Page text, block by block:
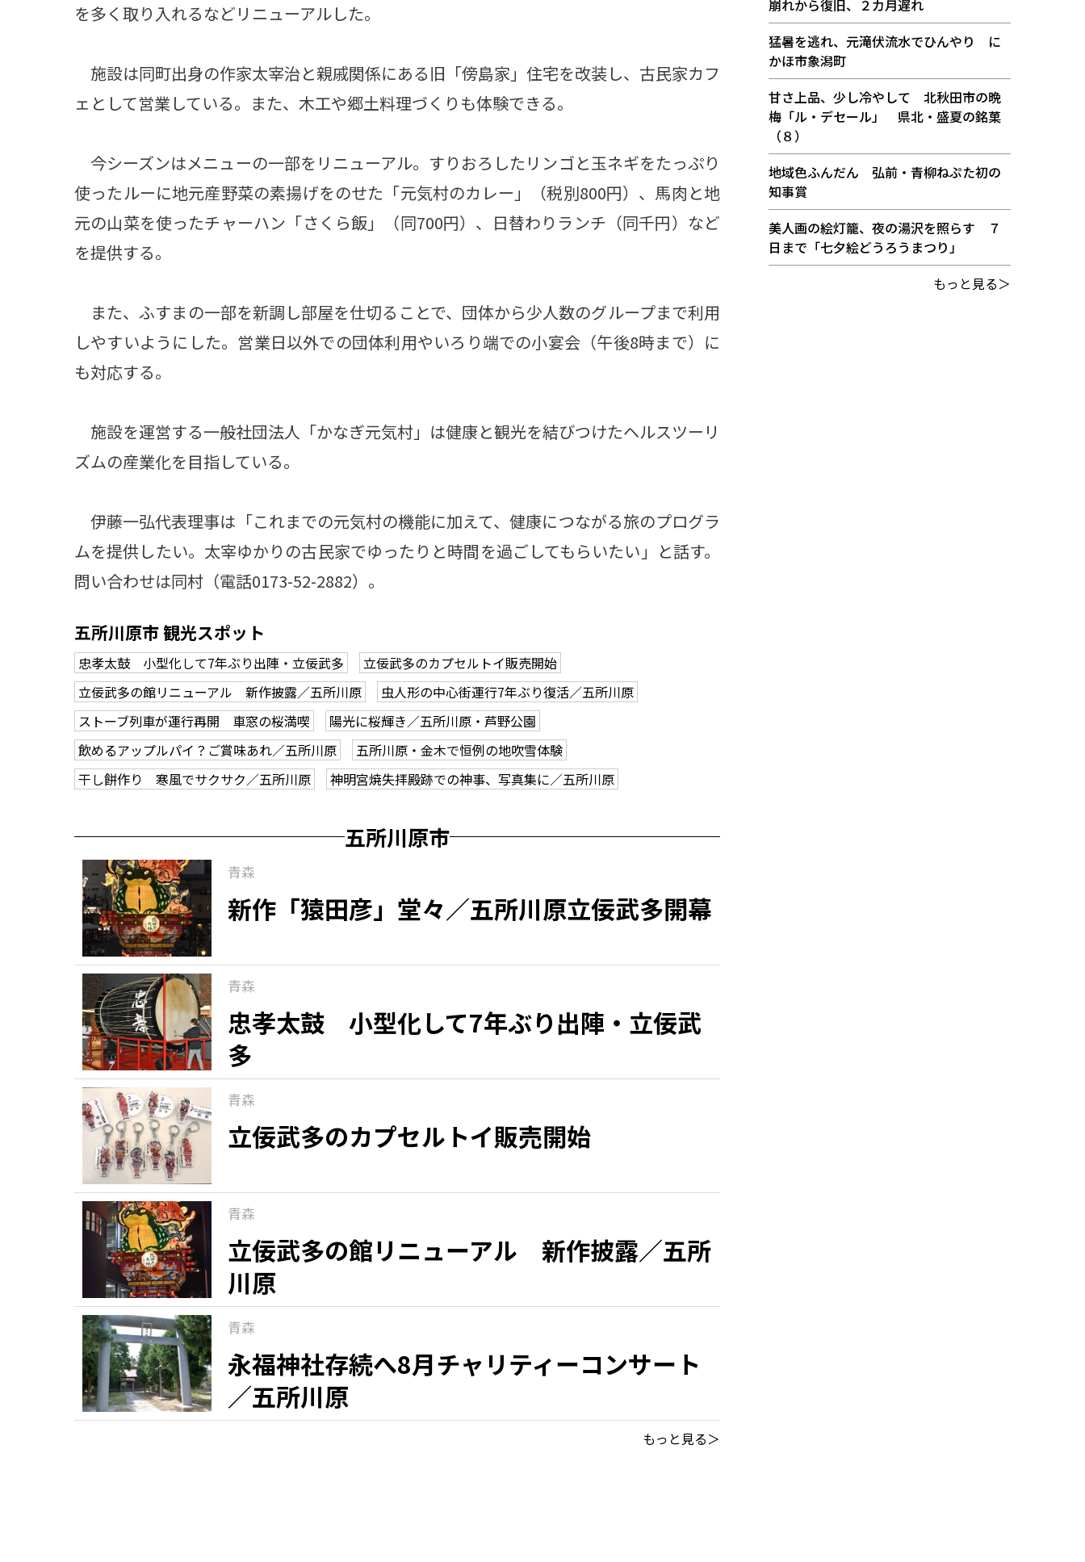
を多く取り入れるなどリニューアルした。
施設は同町出身の作家太宰治と親戚関係にある旧「傍島家」住宅を改装し、古民家カフ
ェとして営業している。また、木工や郷土料理づくりも体験できる。
今シーズンはメニューの一部をリニューアル。すりおろしたリンゴと玉ネギをたっぷり
使ったルーに地元産野菜の素揚げをのせた「元気村のカレー」（税別800円）、馬肉と地
元の山菜を使ったチャーハン「さくら飯」（同700円）、日替わりランチ（同千円）など
を提供する。
また、ふすまの一部を新調し部屋を仕切ることで、団体から少人数のグループまで利用
しやすいようにした。営業日以外での団体利用やいろり端での小宴会（午後8時まで）に
も対応する。
施設を運営する一般社団法人「かなぎ元気村」は健康と観光を結びつけたヘルスツーリ
ズムの産業化を目指している。
伊藤一弘代表理事は「これまでの元気村の機能に加えて、健康につながる旅のプログラ
ムを提供したい。太宰ゆかりの古民家でゆったりと時間を過ごしてもらいたい」と話す。
問い合わせは同村（電話0173-52-2882）。
五所川原市 観光スポット
忠孝太鼓 小型化して7年ぶり出陣・立佞武多
立佞武多のカプセルトイ販売開始
立佞武多の館リニューアル 新作披露／五所川原
虫人形の中心街運行7年ぶり復活／五所川原
ストーブ列車が運行再開 車窓の桜満喫
陽光に桜輝き／五所川原・芦野公園
飲めるアップルパイ？ご賞味あれ／五所川原
五所川原・金木で恒例の地吹雪体験
干し餅作り 寒風でサクサク／五所川原
神明宮焼失拝殿跡での神事、写真集に／五所川原
五所川原市
青森
新作「猿田彦」堂々／五所川原立佞武多開幕
青森
忠孝太鼓 小型化して7年ぶり出陣・立佞武
多
青森
立佞武多のカプセルトイ販売開始
青森
立佞武多の館リニューアル 新作披露／五所
川原
青森
永福神社存続へ8月チャリティーコンサート
／五所川原
もっと見る＞
崩れから復旧、２カ月遅れ
猛暑を逃れ、元滝伏流水でひんやり に
かほ市象潟町
甘さ上品、少し冷やして 北秋田市の晩
梅「ル・デセール」 県北・盛夏の銘菓
（８）
地域色ふんだん 弘前・青柳ねぷた初の
知事賞
美人画の絵灯籠、夜の湯沢を照らす ７
日まで「七夕絵どうろうまつり」
もっと見る＞